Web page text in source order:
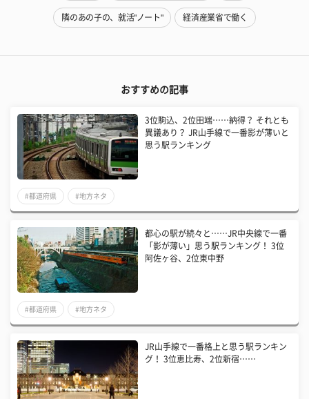
隣のあの子の、就活"ノート" 経済産業省で働く
おすすめの記事
3位駒込、2位田端……納得？ それとも
異議あり？ JR山手線で一番影が薄いと
思う駅ランキング
#都道府県 #地方ネタ
都心の駅が続々と……JR中央線で一番
「影が薄い」思う駅ランキング！ 3位
阿佐ヶ谷、2位東中野
#都道府県 #地方ネタ
JR山手線で一番格上と思う駅ランキン
グ！ 3位恵比寿、2位新宿……